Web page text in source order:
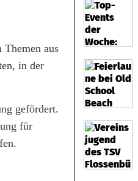
aus
in der
gefördert.
für